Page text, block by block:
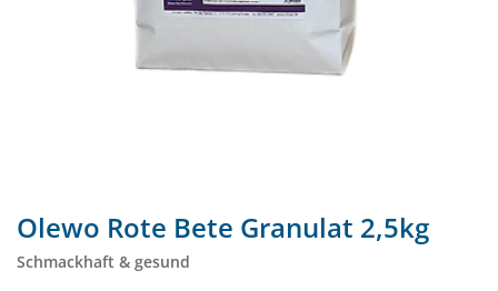
Olewo Rote Bete Granulat 2,5kg
Schmackhaft & gesund